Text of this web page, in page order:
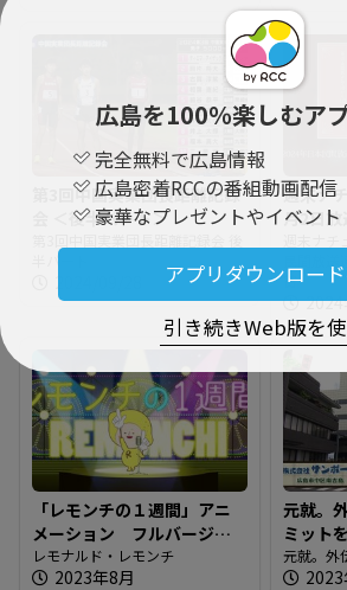
広島を100％楽しむア
完全無料で広島情報
広島密着RCCの番組動画配信
豪華なプレゼントやイベント
アプリダウンロー
引き続きWeb版を
第3回中国実業団長距離記録
会 ＜後半パート＞
週末ナ
月2日放
優秀賞＞
賞
「レモンチの１週間」アニ
メーション フルバージョ
ン
レモナルド・レモンチ
2023年8月
元就。
ミット
紹介！
元就。外